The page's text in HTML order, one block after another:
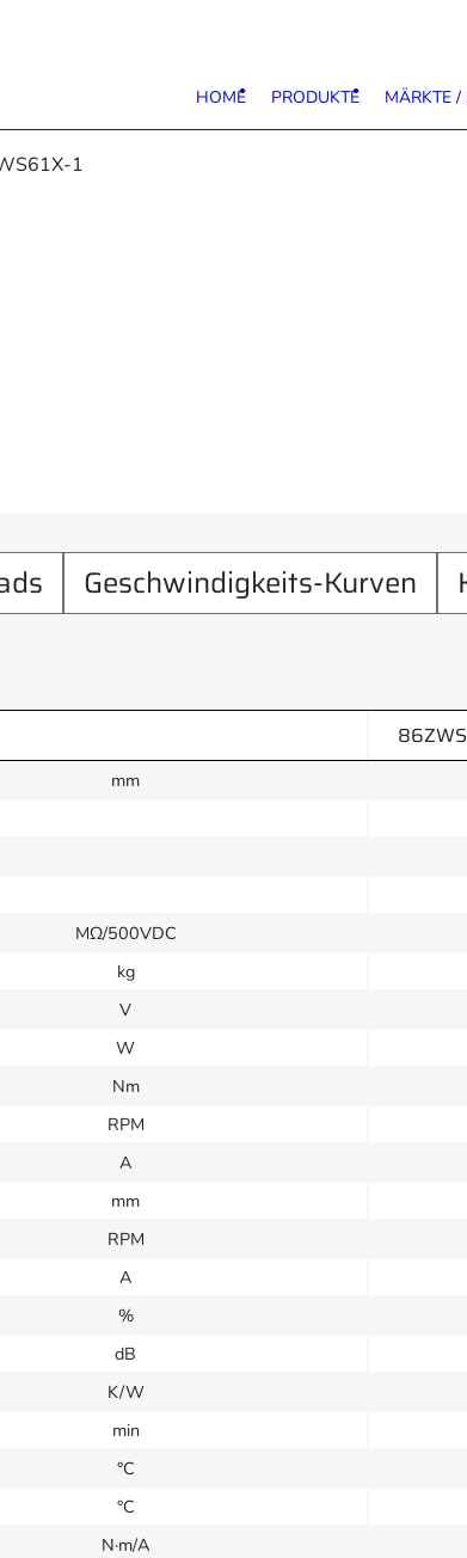
HOME PRODUKTE MÄRKTE /
1
Geschwindigkeits-Kurven
mm
MΩ/500VDC
kg
V
W
Nm
RPM
A
mm
RPM
A
%
dB
K/W
min
°C
°C
N·m/A